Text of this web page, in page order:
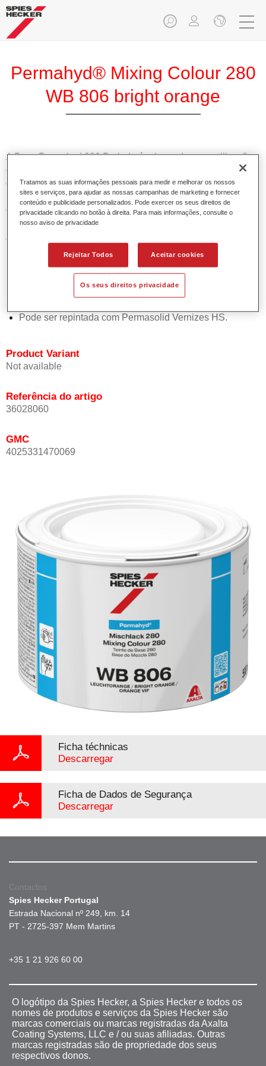
Permahyd® Mixing Colour 280
WB 806 bright orange
A Base Permahyd 280 Perlado é adequada para utilização
com Permahyd Base Bicamada Nacarada 285, um sistema
de base bicamada aquosa de alta qualidade. Está baseada
numa tecnologia especial de dispersão de poliuretano para
cores sólidas e de efeitos.
Características do produto
Permite uma aplicação simples e rápida numa operação
de 1.5 demãos.
Oferece boa estabilidade vertical.
Pode ser repintada com Permasolid Vernizes HS.
Product Variant
Not available
Referência do artigo
36028060
GMC
4025331470069
Ficha téchnicas
Descarregar
Ficha de Dados de Segurança
Descarregar
Contactos
Spies Hecker Portugal
Estrada Nacional nº 249, km. 14
PT - 2725-397 Mem Martins
+35 1 21 926 60 00
O logótipo da Spies Hecker, a Spies Hecker e todos os
nomes de produtos e serviços da Spies Hecker são
marcas comerciais ou marcas registradas da Axalta
Coating Systems, LLC e / ou suas afiliadas. Outras
marcas registradas são de propriedade dos seus
respectivos donos.
Tratamos as suas informações pessoais para medir e melhorar os nossos
sites e serviços, para ajudar as nossas campanhas de marketing e fornecer
conteúdo e publicidade personalizados. Pode exercer os seus direitos de
privacidade clicando no botão à direita. Para mais informações, consulte o
nosso aviso de privacidade
Rejeitar Todos Aceitar cookies
Os seus direitos privacidade